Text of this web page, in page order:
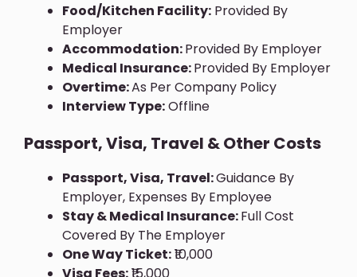
Food/Kitchen Facility: Provided By
Employer
Accommodation:Provided By Employer
Medical Insurance:Provided By Employer
Overtime:As Per Company Policy
Interview Type:Offline
Passport, Visa, Travel & Other Costs
Passport, Visa, Travel:Guidance By
Employer, Expenses By Employee
Stay & Medical Insurance:Full Cost
Covered By The Employer
One Way Ticket:₹10,000